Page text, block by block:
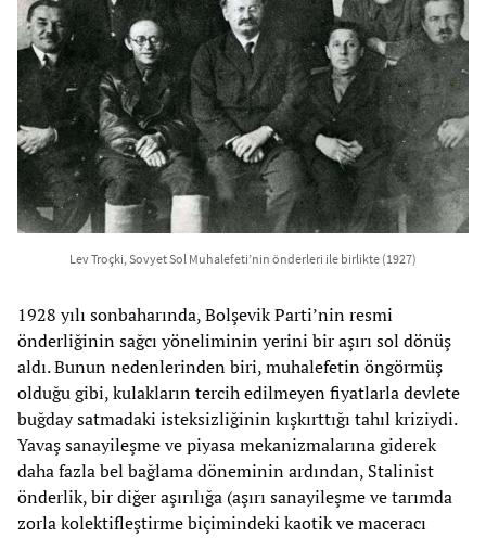
Lev Troçki, Sovyet Sol Muhalefeti’nin önderleri ile birlikte (1927)
1928 yılı sonbaharında, Bolşevik Parti’nin resmi
önderliğinin sağcı yöneliminin yerini bir aşırı sol dönüş
aldı. Bunun nedenlerinden biri, muhalefetin öngörmüş
olduğu gibi, kulakların tercih edilmeyen fiyatlarla devlete
buğday satmadaki isteksizliğinin kışkırttığı tahıl kriziydi.
Yavaş sanayileşme ve piyasa mekanizmalarına giderek
daha fazla bel bağlama döneminin ardından, Stalinist
önderlik, bir diğer aşırılığa (aşırı sanayileşme ve tarımda
zorla kolektifleştirme biçimindeki kaotik ve maceracı